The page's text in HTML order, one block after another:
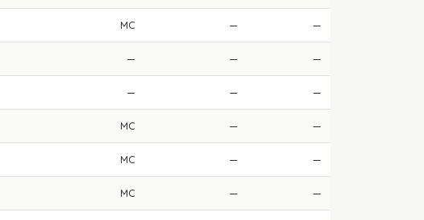
MC — —
— — —
— — —
MC — —
MC — —
MC — —